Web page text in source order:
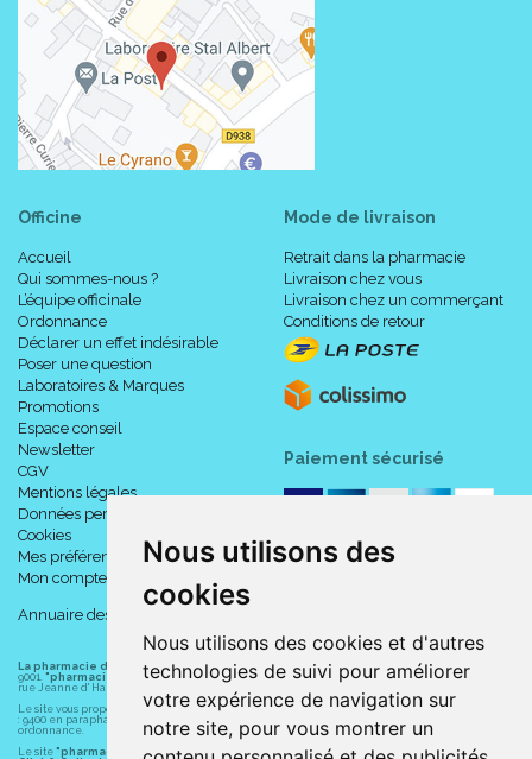
Nous utilisons des
cookies
Nous utilisons des cookies et d'autres
technologies de suivi pour améliorer
votre expérience de navigation sur
notre site, pour vous montrer un
Officine
Accueil
Qui sommes-nous ?
L’équipe officinale
Ordonnance
Déclarer un effet indésirable
Poser une question
Laboratoires & Marques
Promotions
Espace conseil
Newsletter
CGV
Mentions légales
Données personnelles
Cookies
Mes préférences Cookies
Mon compte
Annuaire des pharmacies
Mode de livraison
Retrait dans la pharmacie
Livraison chez vous
Livraison chez un commerçant
Conditions de retour
Paiement sécurisé
La pharmacie du centre à Albert (80300) est une pharmacie française certifiée ISO
9001. "pharmacie-du-centre-albert.fr "est le site internet de la pharmacie du centre
rue Jeanne d' Harcourt, 80300 Albert.
Le site vous propose un large choix de plus de 11000 références, au prix les plus bas possible
: 9400 en parapharmacie, animaux, orthopédie, matériel médical. 1700 en médicaments sans
ordonnance.
Le site "pharmacie-du-centre-albert.fr" vous propose les service suivants :